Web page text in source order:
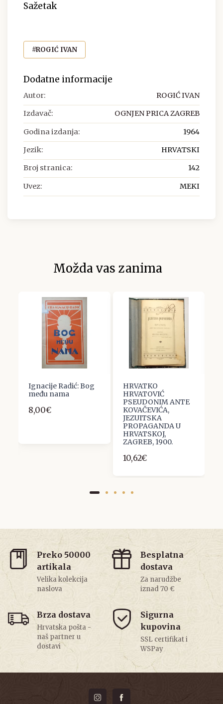
Sažetak
#ROGIĆ IVAN
Dodatne informacije
Autor: ROGIĆ IVAN
Izdavač: OGNJEN PRICA ZAGREB
Godina izdanja: 1964
Jezik: HRVATSKI
Broj stranica: 142
Uvez: MEKI
Možda vas zanima
Ignacije Radić: Bog
među nama
8,00€
HRVATKO
HRVATOVIĆ
PSEUDONIM ANTE
KOVAČEVIĆA,
JEZUITSKA
PROPAGANDA U
HRVATSKOJ,
ZAGREB, 1900.
10,62€
Preko 50000
artikala
Velika kolekcija
naslova
Besplatna
dostava
Za narudžbe
iznad 70 €
Brza dostava
Hrvatska pošta -
naš partner u
dostavi
Sigurna
kupovina
SSL certifikat i
WSPay